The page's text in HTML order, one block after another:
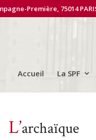
Première, 75014
Accueil La SPF
L’archaïque